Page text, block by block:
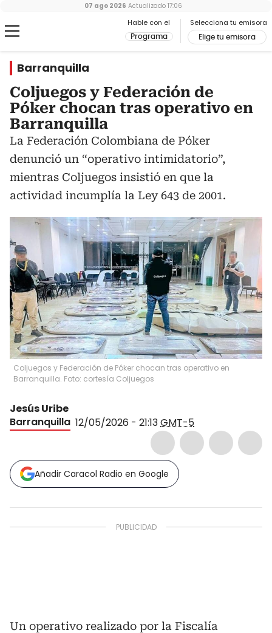
Hable con el
Programa
Selecciona tu emisora
Elige tu emisora
07 ago 2026 Actualizado 17:06
Barranquilla
Coljuegos y Federación de
Póker chocan tras operativo en
Barranquilla
La Federación Colombiana de Póker
denunció un “operativo intimidatorio”,
mientras Coljuegos insistió en que la
actividad incumplía la Ley 643 de 2001.
Coljuegos y Federación de Póker chocan tras operativo en
Barranquilla. Foto: cortesía Coljuegos
Jesús Uribe
Barranquilla 12/05/2026 - 21:13GMT-5
Añadir Caracol Radio en Google
Un operativo realizado por la Fiscalía